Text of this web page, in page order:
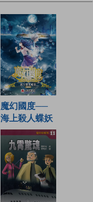
魔幻國度──
海上殺人蝶妖